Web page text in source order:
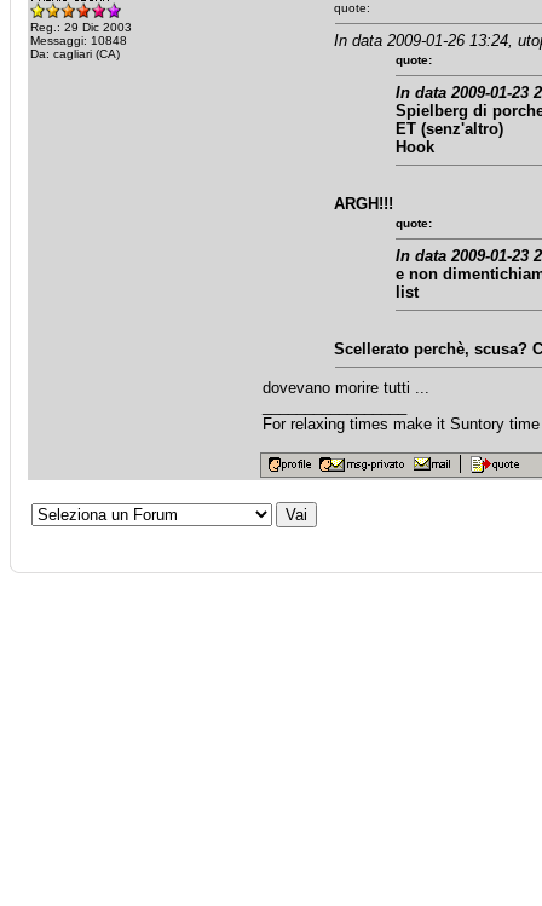
Reg.: 29 Dic 2003
Messaggi: 10848
Da: cagliari (CA)
quote:
In data 2009-01-26 13:24,
quote:
In data 2009-01-23
Spielberg di
ET (senz'altro)
Hook
ARGH!!!
quote:
In data 2009-01-23
e non
list
Scellerato perchè, scusa?
dovevano morire tutti ...
For relaxing times make it Suntory time